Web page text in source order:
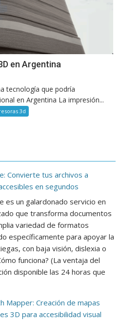
en Argentina
tecnología que podría
en Argentina La impresión...
3d
Convierte tus archivos a
en segundos
es un galardonado servicio en
que transforma documentos
variedad de formatos
específicamente para apoyar la
con baja visión, dislexia o
funciona? (La ventaja del
disponible las 24 horas que
Mapper: Creación de mapas
3D para accesibilidad visual